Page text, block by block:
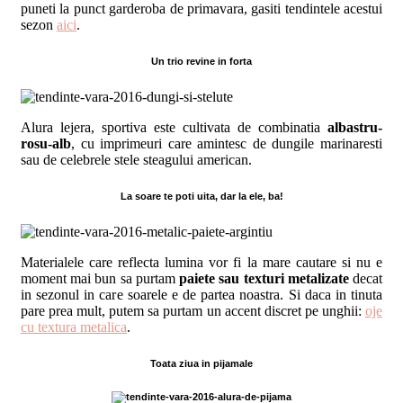
puneti la punct garderoba de primavara, gasiti tendintele acestui
sezon aici.
Un trio revine in forta
Alura lejera, sportiva este cultivata de combinatia albastru-
rosu-alb, cu imprimeuri care amintesc de dungile marinaresti
sau de celebrele stele steagului american.
La soare te poti uita, dar la ele, ba!
Materialele care reflecta lumina vor fi la mare cautare si nu e
moment mai bun sa purtampaiete sau texturi metalizatedecat
in sezonul in care soarele e de partea noastra. Si daca in tinuta
pare prea mult, putem sa purtam un accent discret pe unghii: oje
cu textura metalica.
Toata ziua in pijamale